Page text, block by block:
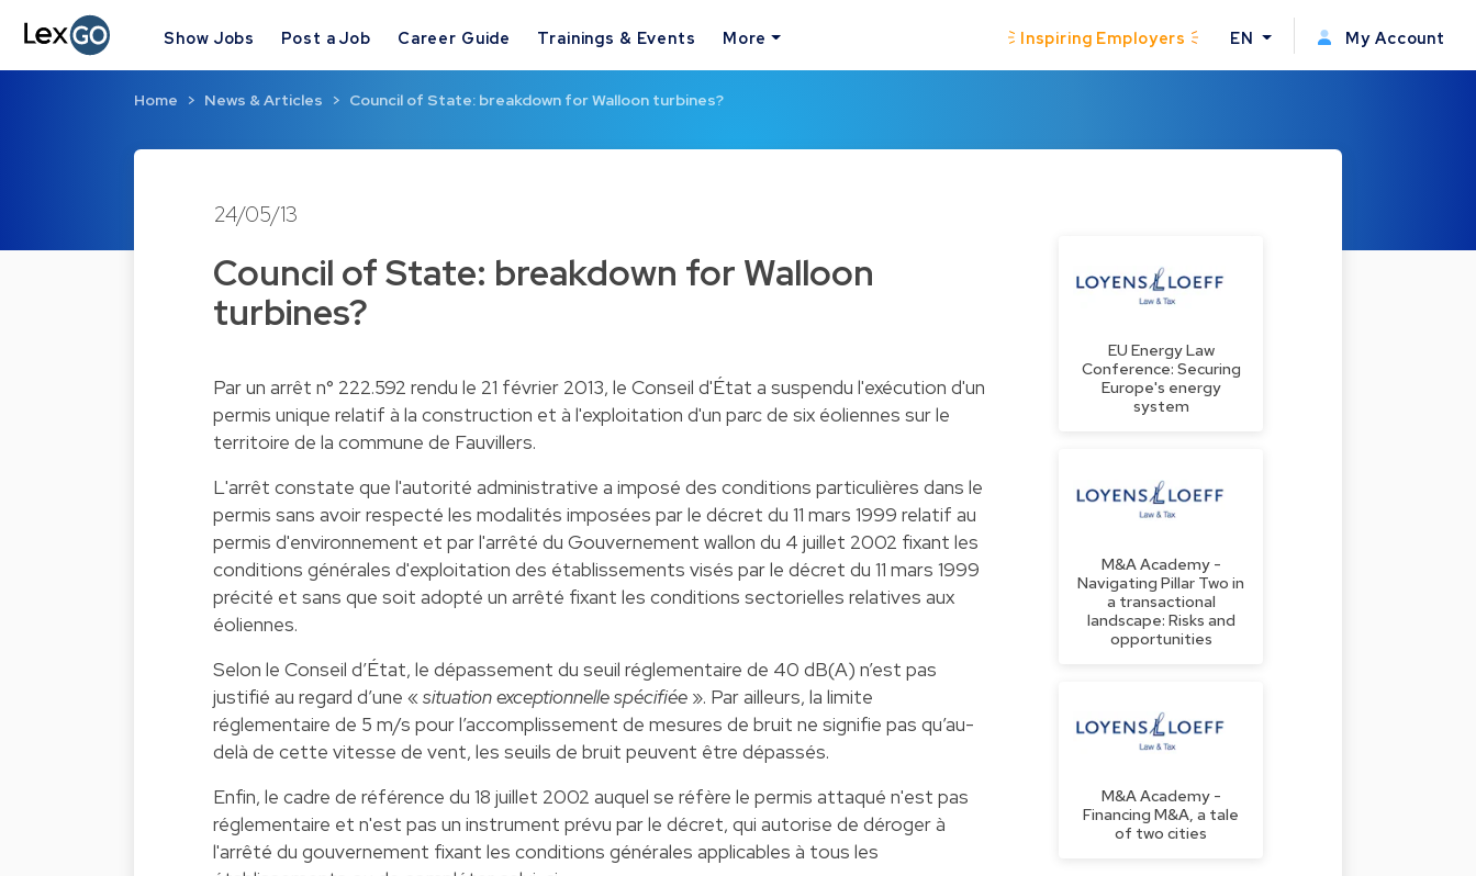
Show Jobs Post a Job Career Guide Trainings & Events More Inspiring Employers EN My Account
Home News & Articles Council of State: breakdown for Walloon turbines?
24/05/13
Council of State: breakdown for Walloon
turbines?
Par un arrêt n° 222.592 rendu le 21 février 2013, le Conseil d'État a suspendu l'exécution d'un
permis unique relatif à la construction et à l'exploitation d'un parc de six éoliennes sur le
territoire de la commune de Fauvillers.
L'arrêt constate que l'autorité administrative a imposé des conditions particulières dans le
permis sans avoir respecté les modalités imposées par le décret du 11 mars 1999 relatif au
permis d'environnement et par l'arrêté du Gouvernement wallon du 4 juillet 2002 fixant les
conditions générales d'exploitation des établissements visés par le décret du 11 mars 1999
précité et sans que soit adopté un arrêté fixant les conditions sectorielles relatives aux
éoliennes.
Selon le Conseil d’État, le dépassement du seuil réglementaire de 40 dB(A) n’est pas
justifié au regard d’une «situation exceptionnelle spécifiée ». Par ailleurs, la limite
réglementaire de 5 m/s pour l’accomplissement de mesures de bruit ne signifie pas qu’au-
delà de cette vitesse de vent, les seuils de bruit peuvent être dépassés.
Enfin, le cadre de référence du 18 juillet 2002 auquel se réfère le permis attaqué n'est pas
réglementaire et n'est pas un instrument prévu par le décret, qui autorise de déroger à
l'arrêté du gouvernement fixant les conditions générales applicables à tous les
EU Energy Law
Conference: Securing
Europe's energy
system
M&A Academy -
Navigating Pillar Two in
a transactional
landscape: Risks and
opportunities
M&A Academy -
Financing M&A, a tale
of two cities